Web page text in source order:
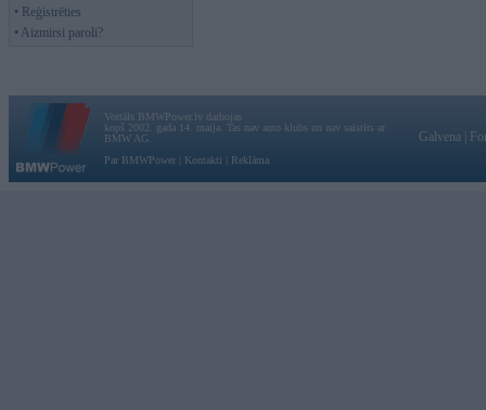
• Reģistrēties
• Aizmirsi paroli?
Vortāls BMWPower.lv darbojas
kopš 2002. gada 14. maija. Tas nav auto klubs un nav saistīts ar
BMW AG.
Par BMWPower
Kontakti Reklāma
Galvena